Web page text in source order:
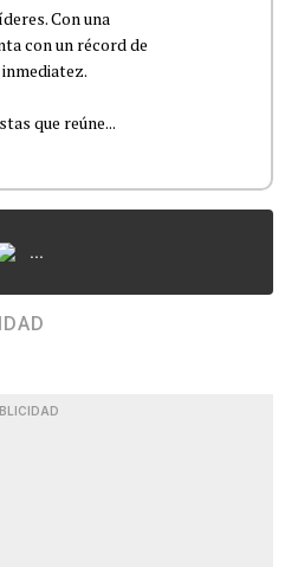
Con una
con un récord de
que reúne...
...